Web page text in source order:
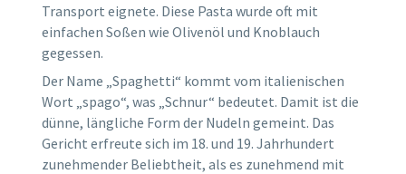
Transport eignete. Diese Pasta wurde oft mit
einfachen Soßen wie Olivenöl und Knoblauch
gegessen.
Der Name „Spaghetti“ kommt vom italienischen
Wort „spago“, was „Schnur“ bedeutet. Damit ist die
dünne, längliche Form der Nudeln gemeint. Das
Gericht erfreute sich im 18. und 19. Jahrhundert
zunehmender Beliebtheit, als es zunehmend mit